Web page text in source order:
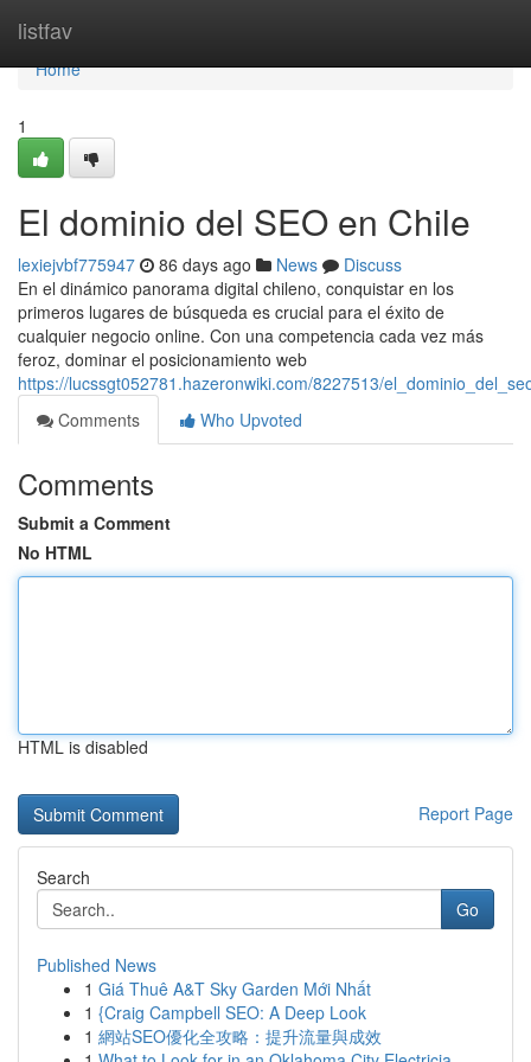
listfav
Home
Home
1
El dominio del SEO en Chile
lexiejvbf775947 86 days ago News
Discuss
En el dinámico panorama digital chileno, conquistar en los
primeros lugares de búsqueda es crucial para el éxito de
cualquier negocio online. Con una competencia cada vez más
feroz, dominar el posicionamiento web
https://lucssgt052781.hazeronwiki.com/8227513/
Comments
Who Upvoted
Comments
Submit a Comment
No HTML
HTML is disabled
Report Page
Search
Go
Published News
1 Giá Thuê A&T Sky Garden Mới Nhất
1 {Craig Campbell SEO: A Deep Look
1 網站SEO優化全攻略：提升流量與成效